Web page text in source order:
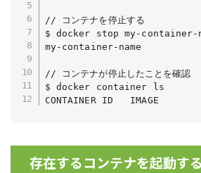
// コンテナを停止する
$ docker stop my-container-
my-container-name
// コンテナが停止したことを確認
$ docker container ls
CONTAINER ID
存在するコンテナを起動す